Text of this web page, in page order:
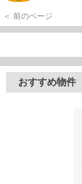
＜ 前のページ
おすすめ物件